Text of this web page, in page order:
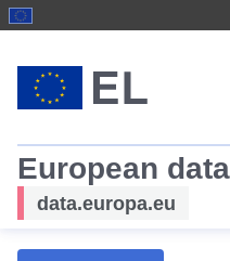
European data
data.europa.eu